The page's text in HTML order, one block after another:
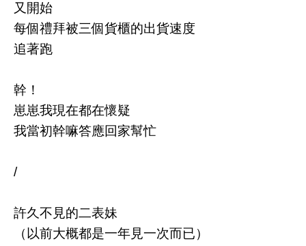
又開始
每個禮拜被三個貨櫃的出貨速度
追著跑
幹！
崽崽我現在都在懷疑
我當初幹嘛答應回家幫忙
/
許久不見的二表妹
（以前大概都是一年見一次而已）